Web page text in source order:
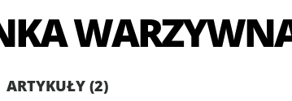
ARTYKUŁY (2)